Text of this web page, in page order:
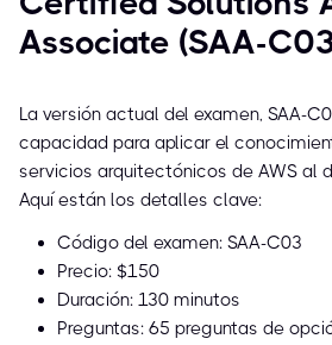
Associate (SAA-
La versión actual del examen, SAA-
capacidad para aplicar el
servicios arquitectónicos de AWS al
Aquí están los detalles clave:
Código del examen: SAA-C03
Precio: $150
Duración: 130 minutos
Preguntas: 65 preguntas de